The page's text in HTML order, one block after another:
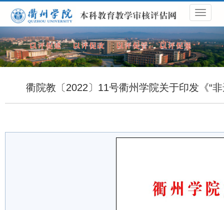
导
航
菜
单
衢院教〔2022〕11号衢州学院关于印发《“